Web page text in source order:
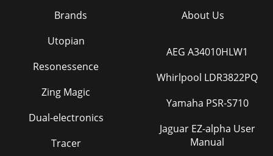
Brands
About Us
Utopian
Resonessence
Zing Magic
Dual-electronics
Tracer
AEG A34010HLW1
Whirlpool LDR3822PQ
Yamaha PSR-S710
Jaguar EZ-alpha User
Manual